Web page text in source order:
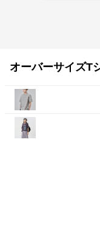
オーバーサイズT